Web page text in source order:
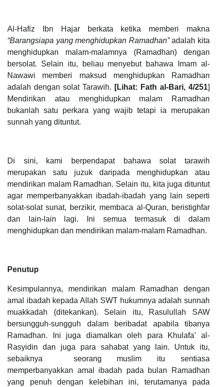
Al-Hafiz Ibn Hajar berkata ketika memberi makna
“Barangsiapa yang menghidupkan Ramadhan”adalah kita
menghidupkan malam-malamnya (Ramadhan) dengan
bersolat. Selain itu, beliau menyebut bahawa Imam al-
Nawawi memberi maksud menghidupkan Ramadhan
adalah dengan solat Tarawih. [Lihat: Fath al-Bari, 4/251]
Mendirikan atau menghidupkan malam Ramadhan
bukanlah satu perkara yang wajib tetapi ia merupakan
sunnah yang dituntut.
Di sini, kami berpendapat bahawa solat tarawih
merupakan satu juzuk daripada menghidupkan atau
mendirikan malam Ramadhan. Selain itu, kita juga dituntut
agar memperbanyakkan ibadah-ibadah yang lain seperti
solat-solat sunat, berzikir, membaca al-Quran, beristighfar
dan lain-lain lagi. Ini semua termasuk di dalam
menghidupkan dan mendirikan malam-malam Ramadhan.
Penutup
Kesimpulannya, mendirikan malam Ramadhan dengan
amal ibadah kepada Allah SWT hukumnya adalah sunnah
muakkadah (ditekankan). Selain itu, Rasulullah SAW
bersungguh-sungguh dalam beribadat apabila tibanya
Ramadhan. Ini juga diamalkan oleh para Khulafa’ al-
Rasyidin dan juga para sahabat yang lain. Untuk itu,
sebaiknya seorang muslim itu sentiasa
memperbanyakkan amal ibadah pada bulan Ramadhan
yang penuh dengan kelebihan ini, terutamanya pada